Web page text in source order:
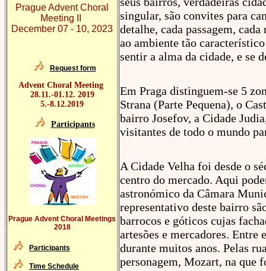
Prague Advent Choral
Meeting II
December 07 - 10, 2023
Request form
Advent Choral Meeting
28.11.-01.12. 2019
5.-8.12.2019
Participants
Prague Advent Choral Meetings
2018
Participants
Time Schedule
singular, são convites para
detalhe, cada passagem,
ao ambiente tão
sentir a alma da cidade, e se
Em Praga distinguem-se 5
Strana (Parte Pequena), o
bairro Josefov, a Cidade
visitantes de todo o mundo
A Cidade Velha foi desde o
centro do mercado. Aqui
astronómico da Câmara
representativo deste bairro
barrocos e góticos cujas
artesões e mercadores. Entre
durante muitos anos. Pelas
personagem, Mozart, na que